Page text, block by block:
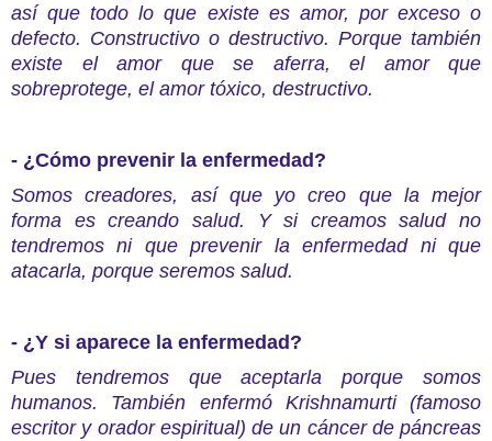
así que todo lo que existe es amor, por exceso o
defecto. Constructivo o destructivo. Porque también
existe el amor que se aferra, el amor que
sobreprotege, el amor tóxico, destructivo.
- ¿Cómo prevenir la enfermedad?
Somos creadores, así que yo creo que la mejor
forma es creando salud. Y si creamos salud no
tendremos ni que prevenir la enfermedad ni que
atacarla, porque seremos salud.
- ¿Y si aparece la enfermedad?
Pues tendremos que aceptarla porque somos
humanos. También enfermó Krishnamurti (famoso
escritor y orador espiritual) de un cáncer de páncreas